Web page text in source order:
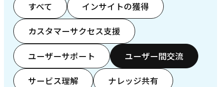
すべて インサイトの獲得
カスタマーサクセス支援
ユーザーサポート ユーザー間交流
サービス理解 ナレッジ共有